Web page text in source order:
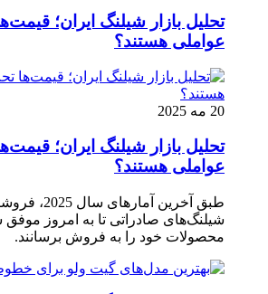
تحلیل بازار شیلنگ ایران؛
عواملی هستند؟
20 مه 2025
تحلیل بازار شیلنگ ایران؛
عواملی هستند؟
طبق آخرین
محصولات خود را به فروش برسانند.